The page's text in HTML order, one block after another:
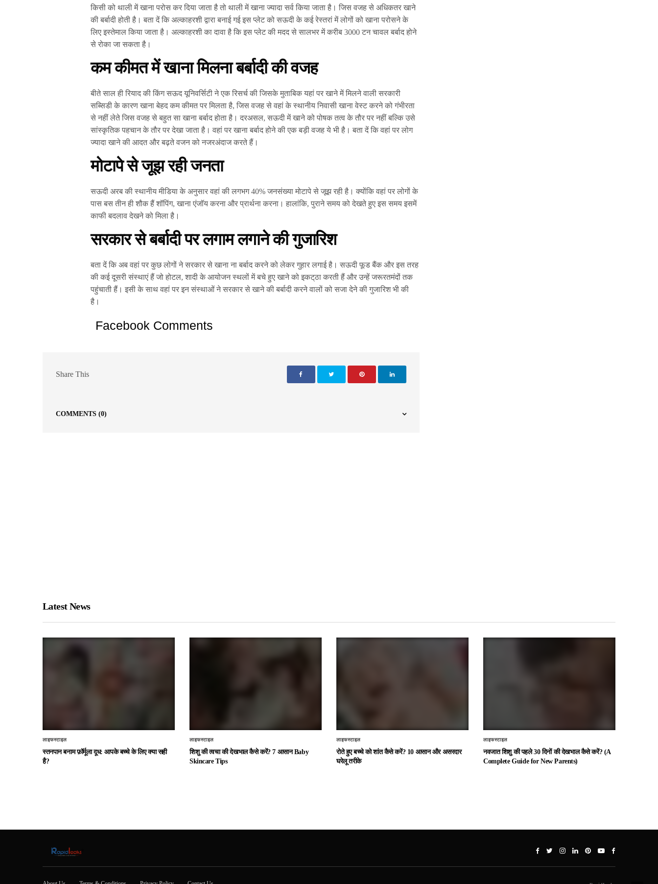
किसी को थाली में खाना परोस कर दिया जाता है तो थाली में खाना ज्यादा सर्व किया जाता है। जिस वजह से अधिकतर खाने
की बर्बादी होती है। बता दें कि अल्काहरशी द्वारा बनाई गई इस प्लेट को सऊदी के कई रेस्तरां में लोगों को खाना परोसने के
लिए इस्तेमाल किया जाता है। अल्काहरशी का दावा है कि इस प्लेट की मदद से सालभर में करीब 3000 टन चावल बर्बाद होने
से रोका जा सकता है।
कम कीमत में खाना मिलना बर्बादी की वजह
बीते साल ही रियाद की किंग सऊद यूनिवर्सिटी ने एक रिसर्च की जिसके मुताबिक यहां पर खाने में मिलने वाली सरकारी
सब्सिडी के कारण खाना बेहद कम कीमत पर मिलता है, जिस वजह से वहां के स्थानीय निवासी खाना वेस्ट करने को गंभीरता
से नहीं लेते जिस वजह से बहुत सा खाना बर्बाद होता है। दरअसल, सऊदी में खाने को पोषक तत्व के तौर पर नहीं बल्कि उसे
सांस्कृतिक पहचान के तौर पर देखा जाता है। वहां पर खाना बर्बाद होने की एक बड़ी वजह ये भी है। बता दें कि वहां पर लोग
ज्यादा खाने की आदत और बढ़ते वजन को नजरअंदाज करते हैं।
मोटापे से जूझ रही जनता
सऊदी अरब की स्थानीय मीडिया के अनुसार वहां की लगभग 40% जनसंख्या मोटापे से जूझ रही है। क्योंकि वहां पर लोगों के
पास बस तीन ही शौक हैं शॉपिंग, खाना एंजॉय करना और प्रार्थना करना। हालांकि, पुराने समय को देखते हुए इस समय इसमें
काफी बदलाव देखने को मिला है।
सरकार से बर्बादी पर लगाम लगाने की गुजारिश
बता दें कि अब वहां पर कुछ लोगों ने सरकार से खाना ना बर्बाद करने को लेकर गुहार लगाई है। सऊदी फूड बैंक और इस तरह
की कई दूसरी संस्थाएं हैं जो होटल, शादी के आयोजन स्थलों में बचे हुए खाने को इकट‌्ठा करती हैं और उन्हें जरूरतमंदों तक
पहुंचाती हैं। इसी के साथ वहां पर इन संस्थाओं ने सरकार से खाने की बर्बादी करने वालों को सजा देने की गुजारिश भी की
है।
Facebook Comments
Share This
COMMENTS (0)
Latest News
लाइफस्टाइल
स्तनपान बनाम फ़ॉर्मूला दूध: आपके बच्चे के लिए क्या सही
है?
लाइफस्टाइल
शिशु की त्वचा की देखभाल कैसे करें? 7 आसान Baby
Skincare Tips
लाइफस्टाइल
रोते हुए बच्चे को शांत कैसे करें? 10 आसान और असरदार
घरेलू तरीके
लाइफस्टाइल
नवजात शिशु की पहले 30 दिनों की देखभाल कैसे करें? (A
Complete Guide for New Parents)